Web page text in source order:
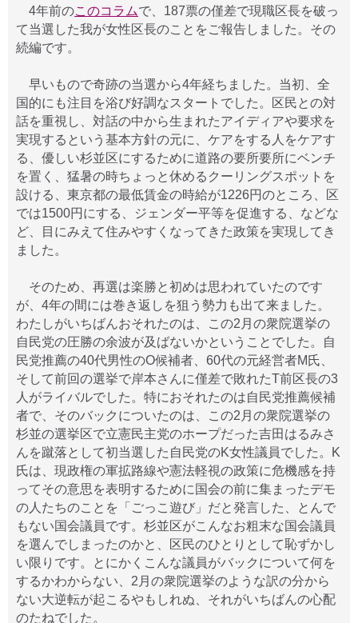
4年前のこのコラムで、187票の僅差で現職区長を破っ
て当選した我が女性区長のことをご報告しました。その
続編です。
早いもので奇跡の当選から4年経ちました。当初、全
国的にも注目を浴び好調なスタートでした。区民との対
話を重視し、対話の中から生まれたアイディアや要求を
実現するという基本方針の元に、ケアをする人をケアす
る、優しい杉並区にするために道路の要所要所にベンチ
を置く、猛暑の時ちょっと休めるクーリングスポットを
設ける、東京都の最低賃金の時給が1226円のところ、区
では1500円にする、ジェンダー平等を促進する、などな
ど、目にみえて住みやすくなってきた政策を実現してき
ました。
そのため、再選は楽勝と初めは思われていたのです
が、4年の間には巻き返しを狙う勢力も出て来ました。
わたしがいちばんおそれたのは、この2月の衆院選挙の
自民党の圧勝の余波が及ばないかということでした。自
民党推薦の40代男性のO候補者、60代の元経営者M氏、
そして前回の選挙で岸本さんに僅差で敗れたT前区長の3
人がライバルでした。特におそれたのは自民党推薦候補
者で、そのバックについたのは、この2月の衆院選挙の
杉並の選挙区で立憲民主党のホープだった吉田はるみさ
んを蹴落として初当選した自民党のK女性議員でした。K
氏は、現政権の軍拡路線や憲法軽視の政策に危機感を持
ってその意思を表明するために国会の前に集まったデモ
の人たちのことを「ごっこ遊び」だと発言した、とんで
もない国会議員です。杉並区がこんなお粗末な国会議員
を選んでしまったのかと、区民のひとりとして恥ずかし
い限りです。とにかくこんな議員がバックについて何を
するかわからない、2月の衆院選挙のような訳の分から
ない大逆転が起こるやもしれぬ、それがいちばんの心配
のたねでした。